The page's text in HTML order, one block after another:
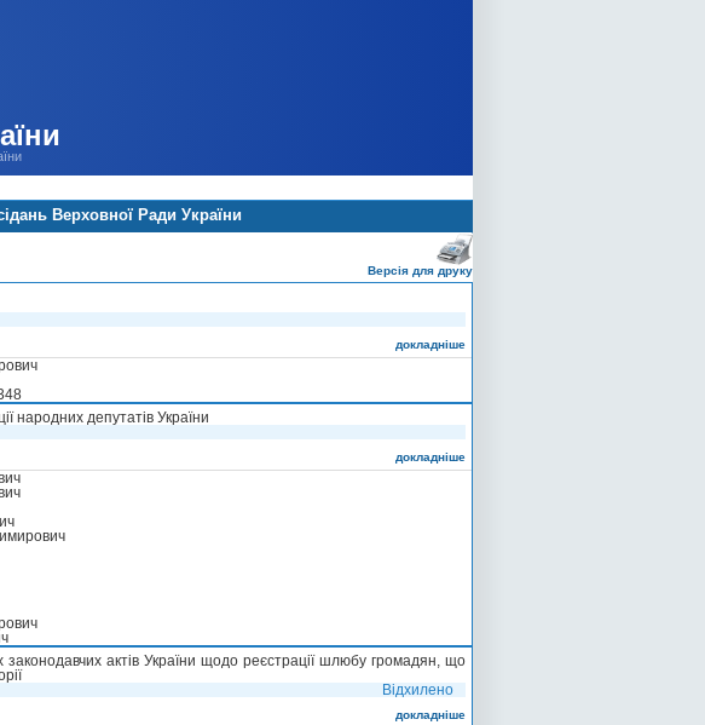
Верховної Ради України
Версія для друку
докладніше
народних депутатів України
докладніше
актів України щодо реєстрації шлюбу громадян, що
Відхилено
докладніше